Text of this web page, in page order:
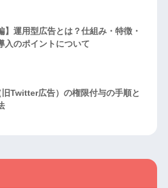
】運用型広告とは？仕組み・特徴・
入のポイントについて
旧Twitter広告）の権限付与の手順と